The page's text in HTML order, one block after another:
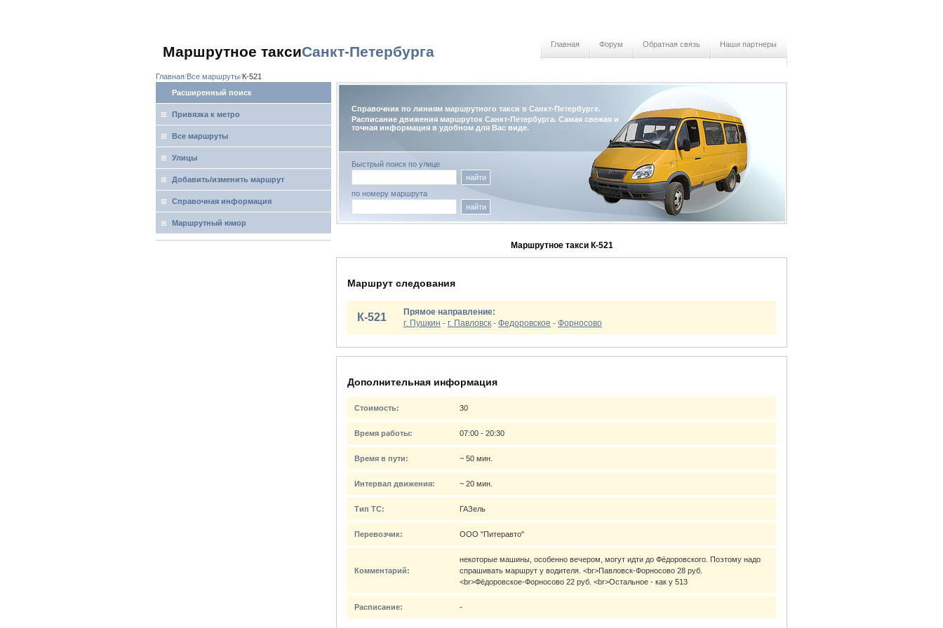
Маршрутное таксиСанкт-Петербурга Главная Форум Обратная связь Наши партнеры
Главная Все маршруты К-521
Расширенный поиск
Привязка к метро
Все маршруты
Улицы
Добавить/изменить маршрут
Справочная информация
Маршрутный юмор
Справочник по линиям маршрутного такси в Санкт-Петербурге.
Расписание движения маршруток Санкт-Петербурга. Самая свежая и
точная информация в удобном для Вас виде.
Быстрый поиск по улице
найти
по номеру маршрута
найти
Маршрутное такси К-521
Маршрут следования
К-521
Прямое направление:
г. Пушкин - г. Павловск - Федоровское - Форносово
Дополнительная информация
Стоимость: 30
Время работы: 07:00 - 20:30
Время в пути: ~ 50 мин.
Интервал движения: ~ 20 мин.
Тип ТС: ГАЗель
Перевозчик: ООО "Питеравто"
Комментарий:
некоторые машины, особенно вечером, могут идти до Фёдоровского. Поэтому надо
спрашивать маршрут у водителя. <br>Павловск-Форносово 28 руб.
<br>Фёдоровское-Форносово 22 руб. <br>Остальное - как у 513
Расписание: -